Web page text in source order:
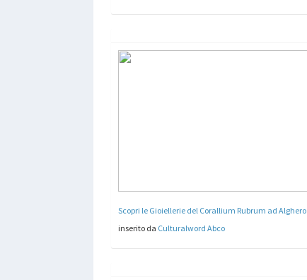
Scopri le Gioiellerie del Corallium Rubrum ad Alghero
inserito da Culturalword Abco